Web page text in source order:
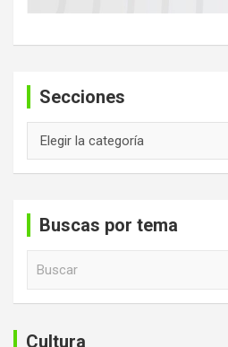
Secciones
Buscas por tema
a
Cultura